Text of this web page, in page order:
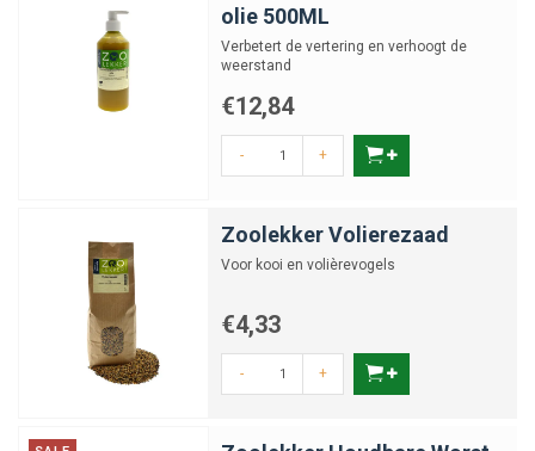
olie 500ML
Verbetert de vertering en verhoogt de
weerstand
€12,84
- +
Zoolekker Volierezaad
Voor kooi en volièrevogels
€4,33
- +